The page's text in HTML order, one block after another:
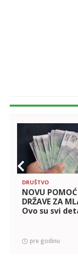
DRUŠTVO
NOVU POMOĆ
DRŽAVE ZA
Ovo su svi
pre godinu